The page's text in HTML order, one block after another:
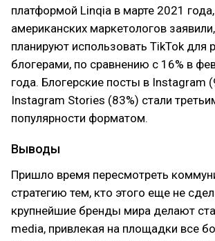
платформой Linqia в марте 2021
американских маркетологов
планируют использовать TikTok для
блогерами, по сравнению с 16% в
года. Блогерские посты в Instagram
Instagram Stories (83%) стали
популярности форматом.
Выводы
Пришло время пересмотреть
стратегию тем, кто этого еще не
крупнейшие бренды мира делают
media, привлекая на площадки все